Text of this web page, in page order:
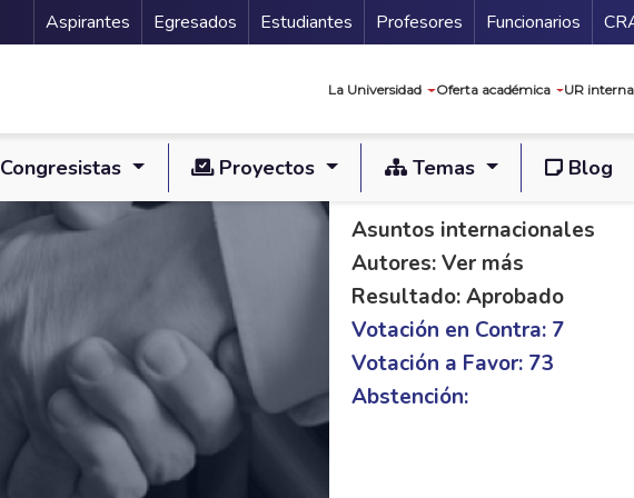
Menu Secundario
Aspirantes Egresados Estudiantes Profesores Funcionarios
La Universidad Oferta académica UR
Congresistas Proyectos Temas Blog
PL S 140/19 C 622/
Asuntos internacionales
Autores: Ver más
Resultado: Aprobado
Votación en Contra: 7
Votación a Favor: 73
Abstención: